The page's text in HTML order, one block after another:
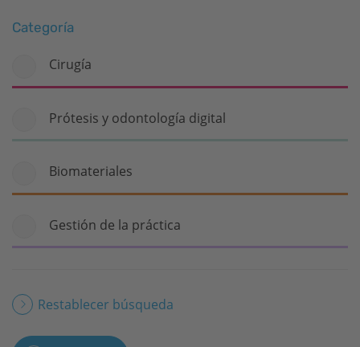
Categoría
Cirugía
Prótesis y odontología digital
Biomateriales
Gestión de la práctica
Restablecer búsqueda